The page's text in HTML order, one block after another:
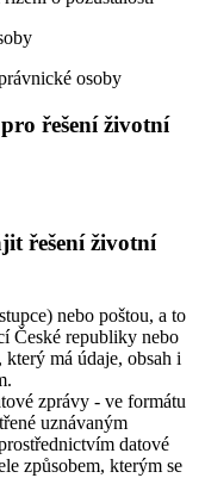
osoby
řešení životní
řešení životní
nebo poštou, a to
České republiky nebo
má údaje, obsah i
zprávy - ve formátu
uznávaným
datové
způsobem, kterým se